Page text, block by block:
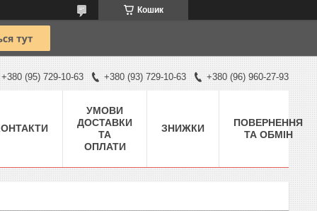
Кошик
+380 (95) 729-10-63 +380 (93) 729-10-63 +380 (96) 960-27-93
УМОВИ
ДОСТАВКИ
ТА
ОПЛАТИ
ЗНИЖКИ
ПОВЕРНЕННЯ
ТА ОБМІН